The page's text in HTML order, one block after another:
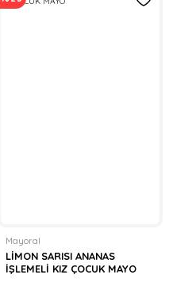
Mayoral
LİMON SARISI ANANAS
İŞLEMELİ KIZ ÇOCUK MAYO